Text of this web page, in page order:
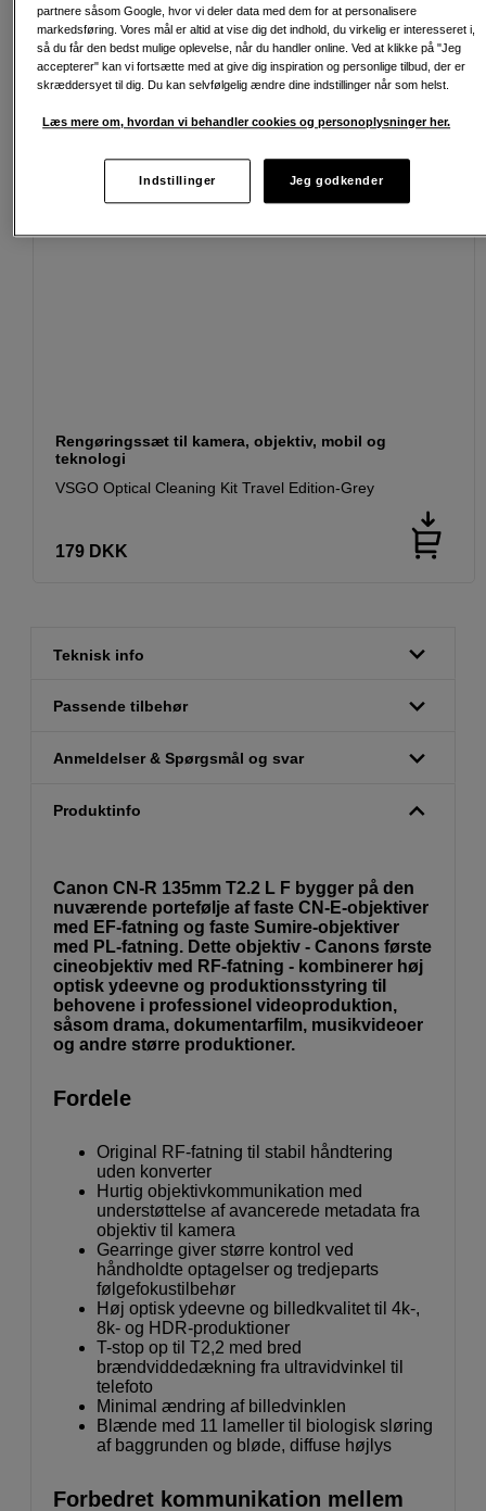
Passende tilbehør Se flere tilbehør
Rengøringssæt til kamera, objektiv, mobil og
teknologi
VSGO Optical Cleaning Kit Travel Edition-Grey
179 DKK
Teknisk info
Passende tilbehør
Anmeldelser & Spørgsmål og svar
Produktinfo
Canon CN-R 135mm T2.2 L F bygger på den
nuværende portefølje af faste CN-E-objektiver
med EF-fatning og faste Sumire-objektiver
med PL-fatning. Dette objektiv - Canons første
cineobjektiv med RF-fatning - kombinerer høj
optisk ydeevne og produktionsstyring til
behovene i professionel videoproduktion,
såsom drama, dokumentarfilm, musikvideoer
og andre større produktioner.
Fordele
Original RF-fatning til stabil håndtering
uden konverter
Hurtig objektivkommunikation med
understøttelse af avancerede metadata fra
objektiv til kamera
Gearringe giver større kontrol ved
håndholdte optagelser og tredjeparts
følgefokustilbehør
Høj optisk ydeevne og billedkvalitet til 4k-,
8k- og HDR-produktioner
T-stop op til T2,2 med bred
brændviddedækning fra ultravidvinkel til
telefoto
Minimal ændring af billedvinklen
Blænde med 11 lameller til biologisk sløring
af baggrunden og bløde, diffuse højlys
Forbedret kommunikation mellem
partnere såsom Google, hvor vi deler data med dem for at personalisere
markedsføring. Vores mål er altid at vise dig det indhold, du virkelig er interesseret i,
så du får den bedst mulige oplevelse, når du handler online. Ved at klikke på "Jeg
accepterer" kan vi fortsætte med at give dig inspiration og personlige tilbud, der er
skræddersyet til dig. Du kan selvfølgelig ændre dine indstillinger når som helst.
Læs mere om, hvordan vi behandler cookies og personoplysninger her.
Indstillinger Jeg godkender